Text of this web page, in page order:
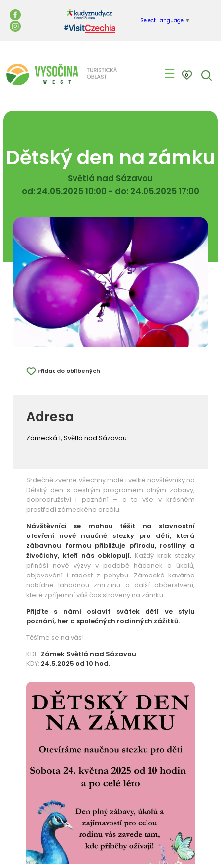
Select Language ▼
☰ 0
Dětský den na zámku
Světlá nad Sázavou
od: 24.05.2025 10:00 - do: 24.05.2025 17:00
Přidat do oblíbených
Adresa
Zámecká 1, Světlá nad Sázavou
Srdečně zveme všechny malé i velké návštěvníky na
Dětský den s pestrým programem plným zábavy,
dobrodružství i poznání – a to vše v krásném
prostředí zámeckého areálu.
Návštěvníci se mohou těšit na slavnostní
otevření nové naučné stezky pro děti, která
zábavnou formou přibližuje přírodu, rostliny a
živočichy, kteří nás obklopují. Každý krok stezky
přináší nové výzvy v podobě hádanek a úkolů,
objevování i radost z pohybu. Zámecká kavárna
nabídne lahodnou zmrzlinu a další občerstvení,
které zpříjemní váš čas strávený na zámku.
Přijďte s námi oslavit svátek dětí ve stylu
poznání, her a společných rodinných zážitků.
Těšíme se na vás!
KDE: Zámek Světlá nad Sázavou
KDY: 24.5.2025 od 10 hod.